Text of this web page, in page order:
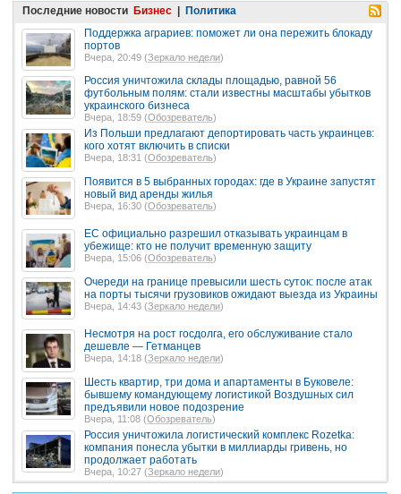
Последние новости Бизнес | Политика
Поддержка аграриев: поможет ли она пережить блокаду
портов
Вчера, 20:49 (Зеркало недели)
Россия уничтожила склады площадью, равной 56
футбольным полям: стали известны масштабы убытков
украинского бизнеса
Вчера, 18:59 (Обозреватель)
Из Польши предлагают депортировать часть украинцев:
кого хотят включить в списки
Вчера, 18:31 (Обозреватель)
Появится в 5 выбранных городах: где в Украине запустят
новый вид аренды жилья
Вчера, 16:30 (Обозреватель)
ЕС официально разрешил отказывать украинцам в
убежище: кто не получит временную защиту
Вчера, 15:06 (Обозреватель)
Очереди на границе превысили шесть суток: после атак
на порты тысячи грузовиков ожидают выезда из Украины
Вчера, 14:43 (Зеркало недели)
Несмотря на рост госдолга, его обслуживание стало
дешевле — Гетманцев
Вчера, 14:18 (Зеркало недели)
Шесть квартир, три дома и апартаменты в Буковеле:
бывшему командующему логистикой Воздушных сил
предъявили новое подозрение
Вчера, 11:08 (Обозреватель)
Россия уничтожила логистический комплекс Rozetka:
компания понесла убытки в миллиарды гривень, но
продолжает работать
Вчера, 10:27 (Зеркало недели)